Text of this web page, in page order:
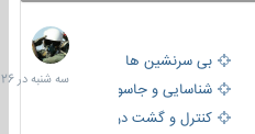
بی سرنشین ها
شناسایی و جاسوسی
کنترل و گشت دریایی
سه
شنبه
در